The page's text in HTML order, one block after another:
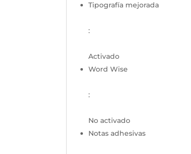
Tipografía mejorada
:
Activado
Word Wise
:
No activado
Notas adhesivas